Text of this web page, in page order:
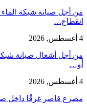
من أجل صيانة شبكة
انقطاع…
4 أغسطس, 2026
من أجل أشغال صيانة
أو…
4 أغسطس, 2026
مصرع قاصر غرقًا داخل